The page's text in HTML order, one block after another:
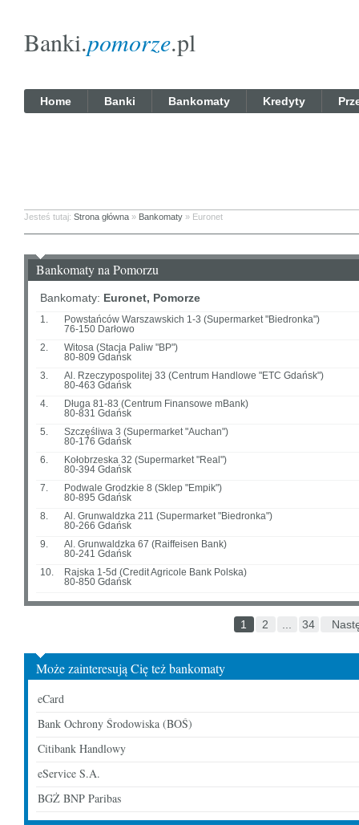
Banki.pomorze.pl
Home Banki Bankomaty Kredyty
Jesteś tutaj: Strona główna » Bankomaty » Euronet
Bankomaty na Pomorzu
Bankomaty: Euronet, Pomorze
1.
Powstańców Warszawskich 1-3 (Supermarket "Biedronka")
76-150 Darłowo
2.
Witosa (Stacja Paliw "BP")
80-809 Gdańsk
3.
Al. Rzeczypospolitej 33 (Centrum Handlowe "ETC Gdańsk")
80-463 Gdańsk
4.
Długa 81-83 (Centrum Finansowe mBank)
80-831 Gdańsk
5.
Szczęśliwa 3 (Supermarket "Auchan")
80-176 Gdańsk
6.
Kołobrzeska 32 (Supermarket "Real")
80-394 Gdańsk
7.
Podwale Grodzkie 8 (Sklep "Empik")
80-895 Gdańsk
8.
Al. Grunwaldzka 211 (Supermarket "Biedronka")
80-266 Gdańsk
9.
Al. Grunwaldzka 67 (Raiffeisen Bank)
80-241 Gdańsk
10.
Rajska 1-5d (Credit Agricole Bank Polska)
80-850 Gdańsk
1 2 34
Może zainteresują Cię też bankomaty
eCard
Bank Ochrony Środowiska (BOŚ)
Citibank Handlowy
eService S.A.
BGŻ BNP Paribas